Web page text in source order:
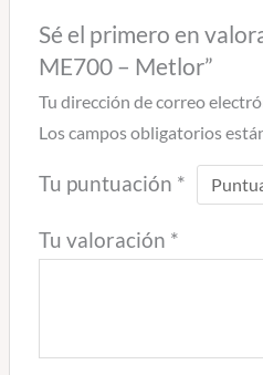
Sé el primero en
ME700 – Metlor”
Tu dirección de correo
Los campos obligatorios
Tu puntuación *
Tu valoración *